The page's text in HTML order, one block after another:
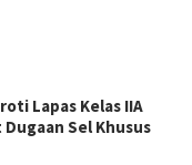
Lapas Kelas IIA
Sel Khusus